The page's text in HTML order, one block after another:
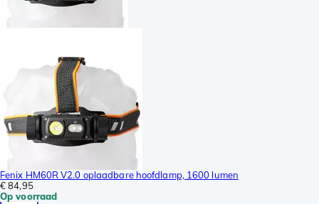
Fenix HM60R V2.0 oplaadbare hoofdlamp, 1600 lumen
€ 84,95
Op voorraad